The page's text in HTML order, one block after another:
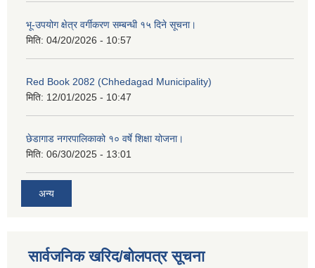
भू-उपयोग क्षेत्र वर्गीकरण सम्बन्धी १५ दिने सूचना।
मिति: 04/20/2026 - 10:57
Red Book 2082 (Chhedagad Municipality)
मिति: 12/01/2025 - 10:47
छेडागाड नगरपालिकाको १० वर्षे शिक्षा योजना।
मिति: 06/30/2025 - 13:01
अन्य
सार्वजनिक खरिद/बोलपत्र सूचना